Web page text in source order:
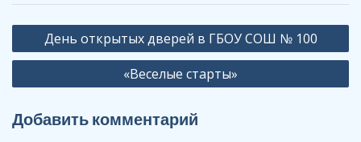
Навигация
по
День открытых дверей в ГБОУ СОШ № 100
«Веселые старты»
Добавить комментарий